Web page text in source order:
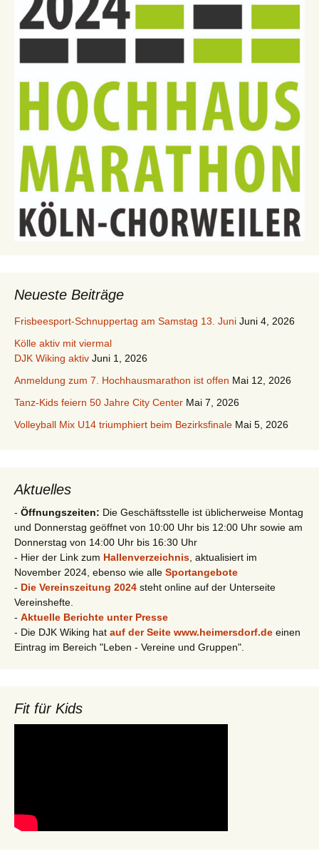
Neueste Beiträge
Frisbeesport-Schnuppertag am Samstag 13. Juni Juni 4, 2026
Kölle aktiv mit viermal
DJK Wiking aktiv Juni 1, 2026
Anmeldung zum 7. Hochhausmarathon ist offen Mai 12, 2026
Tanz-Kids feiern 50 Jahre City Center Mai 7, 2026
Volleyball Mix U14 triumphiert beim Bezirksfinale Mai 5, 2026
Aktuelles
- Öffnungszeiten: Die Geschäftsstelle ist üblicherweise Montag
und Donnerstag geöffnet von 10:00 Uhr bis 12:00 Uhr sowie am
Donnerstag von 14:00 Uhr bis 16:30 Uhr
- Hier der Link zum Hallenverzeichnis , aktualisiert im
November 2024, ebenso wie alle Sportangebote
- Die Vereinszeitung 2024 steht online auf der Unterseite
Vereinshefte.
- Aktuelle Berichte unter Presse
- Die DJK Wiking hat auf der Seite www.heimersdorf.de einen
Eintrag im Bereich "Leben - Vereine und Gruppen".
Fit für Kids